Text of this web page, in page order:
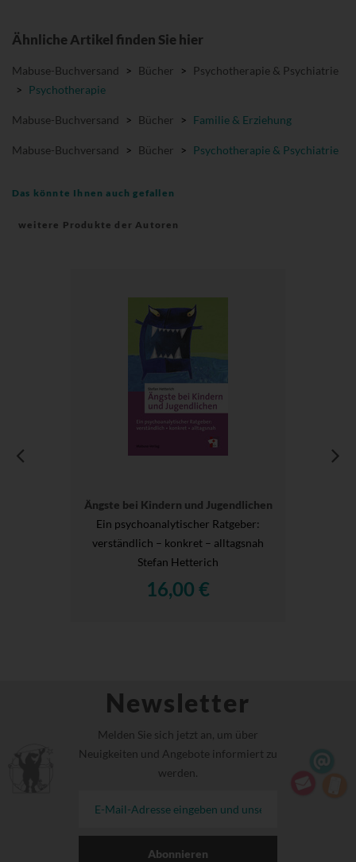
Ähnliche Artikel finden Sie hier
Mabuse-Buchversand > Bücher >
Psychotherapie & Psychiatrie
> Psychotherapie
Mabuse-Buchversand > Bücher > Familie & Erziehung
Mabuse-Buchversand > Bücher > Psychotherapie & Psychiatrie
Das könnte Ihnen auch gefallen
weitere Produkte der Autoren
Ängste bei Kindern und Jugendlichen
Ein psychoanalytischer Ratgeber:
verständlich – konkret – alltagsnah
Stefan Hetterich
16,00 €
Newsletter
Melden Sie sich jetzt an, um über
Neuigkeiten und Angebote informiert zu
werden.
Abonnieren